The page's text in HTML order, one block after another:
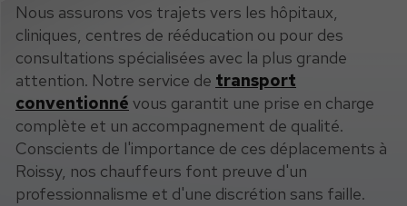
Nous assurons vos trajets vers les hôpitaux,
cliniques, centres de rééducation ou pour des
consultations spécialisées avec la plus grande
attention. Notre service de transport
conventionné vous garantit une prise en charge
complète et un accompagnement de qualité.
Conscients de l'importance de ces déplacements à
Roissy, nos chauffeurs font preuve d'un
professionnalisme et d'une discrétion sans faille.